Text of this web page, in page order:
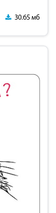
30.65 мб